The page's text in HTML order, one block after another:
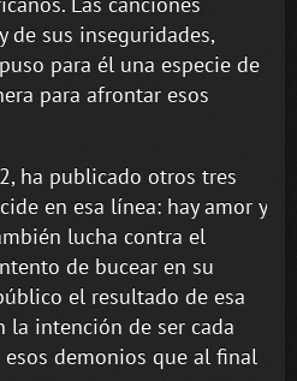
de sus inseguridades,
para él una especie de
para afrontar esos
ha publicado otros tres
en esa línea: hay amor y
lucha contra el
de bucear en su
el resultado de esa
la intención de ser cada
esos demonios que al final